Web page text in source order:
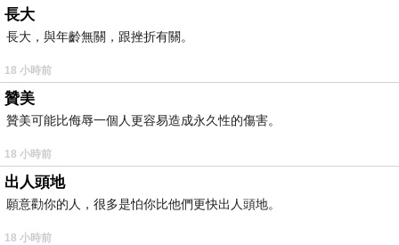
長大
長大，與年齡無關，跟挫折有關。
18 小時前
贊美
贊美可能比侮辱一個人更容易造成永久性的傷害。
18 小時前
出人頭地
願意勸你的人，很多是怕你比他們更快出人頭地。
18 小時前